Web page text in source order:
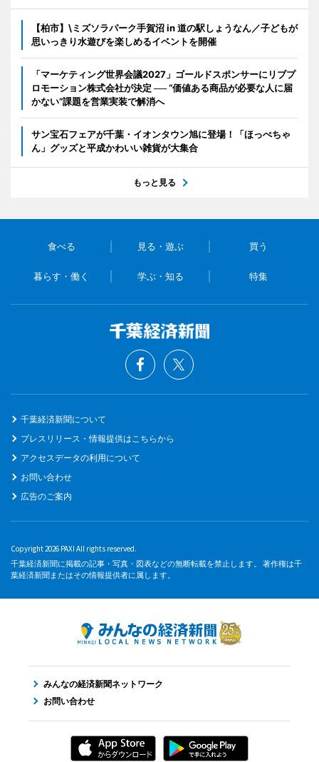
【柏市】\ミズソラパーク手賀沼 in 道の駅しょうなん／子どもが
思いっきり水遊びを楽しめるイベントを開催
「マーケティング世界会議2027」ゴールドスポンサーにリブプ
ロモーション株式会社が決定 ── “価値ある商品が必要な人に届
かない”課題を営業実装で解消へ
サン宝石フェアが千葉・イオンタウン旭に登場！「ほっぺちゃ
ん」グッズと平成かわいい雑貨が大集合
もっと見る
食べる 見る・遊ぶ 買う
暮らす・働く 学ぶ・知る 特集
千葉経済新聞について
プレスリリース・情報提供はこちらから
アクセスデータの利用について
お問い合わせ
広告のご案内
Copyright 2026 PAXI All rights reserved.
千葉経済新聞に掲載の記事・写真・図表などの無断転載を禁止します。 著作権は千
葉経済新聞またはその情報提供者に属します。
みんなの経済新聞ネットワーク
お問い合わせ